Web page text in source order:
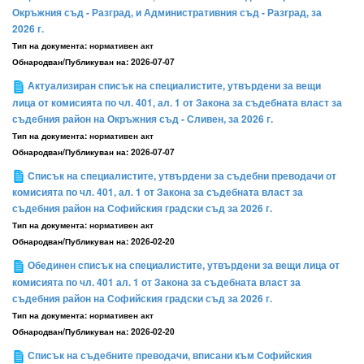
Окръжния съд - Разград, и Административния съд - Разград, за
2026 г.
Тип на документа: нормативен акт
Обнародван/Публикуван на: 2026-07-07
Актуализиран списък на специалистите, утвърдени за вещи
лица от комисията по чл. 401, ал. 1 от Закона за съдебната власт за
съдебния район на Окръжния съд - Сливен, за 2026 г.
Тип на документа: нормативен акт
Обнародван/Публикуван на: 2026-07-07
Списък на специалистите, утвърдени за съдебни преводачи от
комисията по чл. 401, ал. 1 от Закона за съдебната власт за
съдебния район на Софийския градски съд за 2026 г.
Тип на документа: нормативен акт
Обнародван/Публикуван на: 2026-02-20
Обединен списък на специалистите, утвърдени за вещи лица от
комисията по чл. 401 ал. 1 от Закона за съдебната власт за
съдебния район на Софийския градски съд за 2026 г.
Тип на документа: нормативен акт
Обнародван/Публикуван на: 2026-02-20
Списък на съдебните преводачи, вписани към Софийския